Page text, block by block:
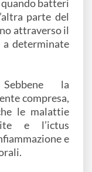
batteri
parte del
attraverso il
a determinate
la
compresa,
le malattie
e l’ictus
e